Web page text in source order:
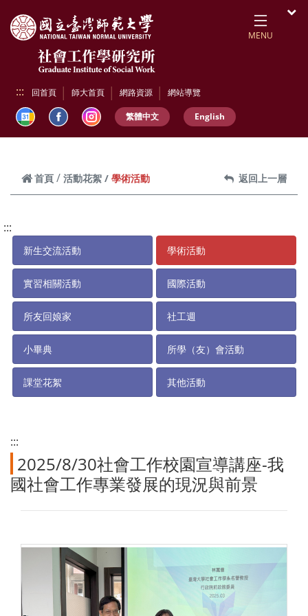
MENU
::: 回首頁 師大首頁 網路資源 網站導覽
繁體中文 English
首頁 活動花絮 學術活動 返回上一層
:::
新生交流活動 學術活動
實習相關活動 國際活動
所友回娘家 社工週
小畢典 所學（友）會活動
課堂花絮 其他活動
:::
2025/8/30社會工作校園宣導講座-我
國社會工作專業發展的現況與前景